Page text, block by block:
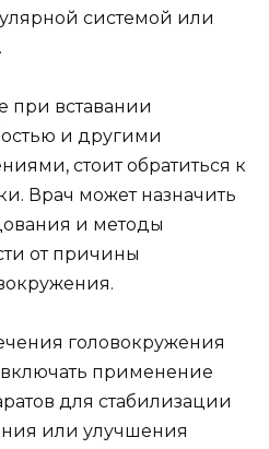
системой или
при вставании
и другими
стоит обратиться к
Врач может назначить
и методы
от причины
головокружения
применение
для стабилизации
или улучшения